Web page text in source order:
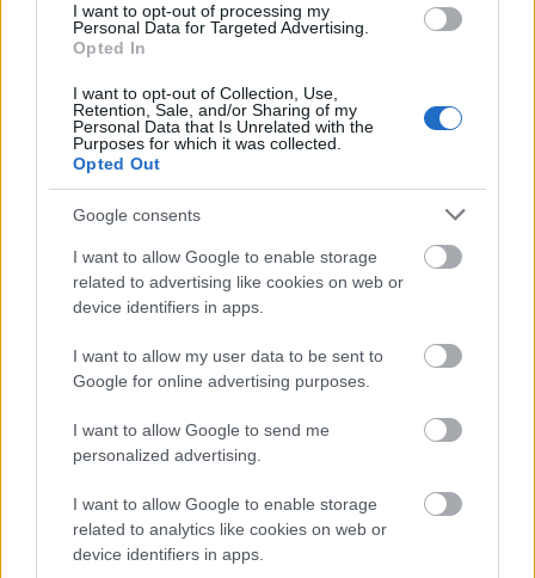
I want to opt-out of processing my
Personal Data for Targeted Advertising.
Opted In
I want to opt-out of Collection, Use,
Retention, Sale, and/or Sharing of my
Personal Data that Is Unrelated with the
Purposes for which it was collected.
Opted Out
Google consents
I want to allow Google to enable storage
related to advertising like cookies on web or
device identifiers in apps.
I want to allow my user data to be sent to
Google for online advertising purposes.
I want to allow Google to send me
personalized advertising.
I want to allow Google to enable storage
related to analytics like cookies on web or
device identifiers in apps.
Λευκός Πύργος, Λαδάδικα και βραδινή ζωή στη
Θεσσαλονίκη! - Tips by Markos E19
ΔΙΑΒΑΣΕ ΑΚΟΜΗ:
Η Σμαράγδα Καρύδη δοκίμασε τα πατατάκια με γεύση